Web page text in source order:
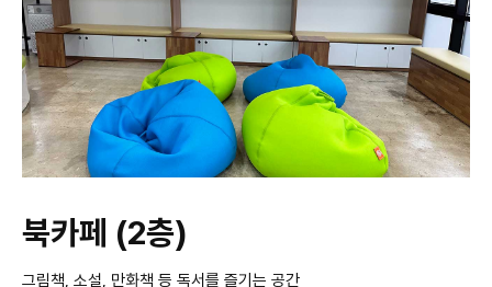
북카페 (2층)
그림책, 소설, 만화책 등 독서를 즐기는 공간